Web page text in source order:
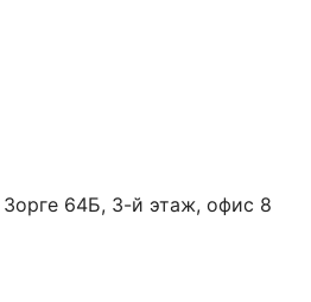
Зорге 64Б, 3-й этаж, офис 8